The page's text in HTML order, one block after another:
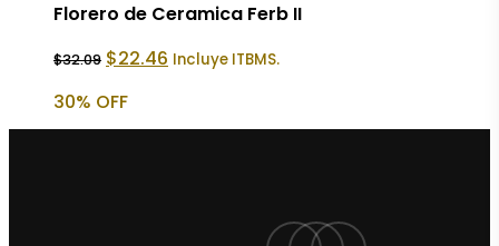
Florero de Ceramica Ferb II
$32.09 El
precio
era:
$22.46 El
precio
Incluye ITBMS.
30% OFF
facebook
youtube
instagram